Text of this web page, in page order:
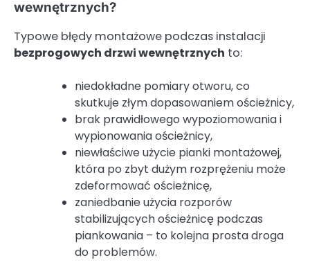
wewnętrznych?
Typowe błędy montażowe podczas instalacji
bezprogowych drzwi wewnętrznych to:
niedokładne pomiary otworu, co
skutkuje złym dopasowaniem ościeżnicy,
brak prawidłowego wypoziomowania i
wypionowania ościeżnicy,
niewłaściwe użycie pianki montażowej,
która po zbyt dużym rozprężeniu może
zdeformować ościeżnicę,
zaniedbanie użycia rozporów
stabilizujących ościeżnicę podczas
piankowania – to kolejna prosta droga
do problemów.